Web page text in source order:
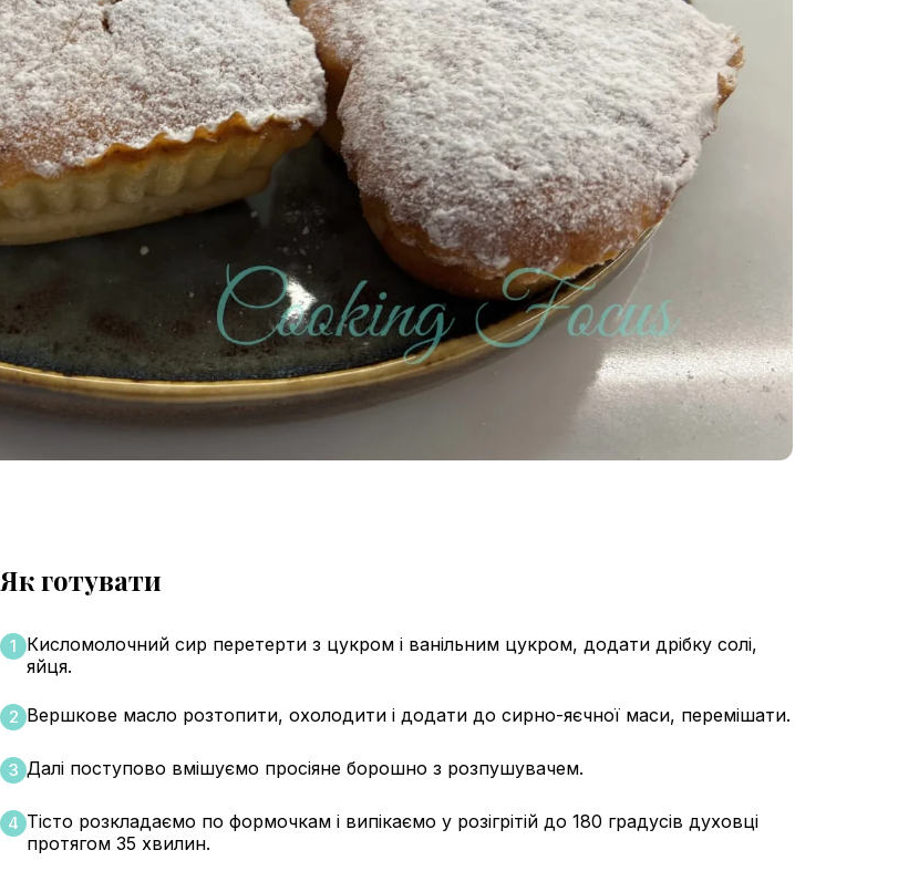
Як готувати
1 Кисломолочний сир перетерти з цукром і ванільним цукром, додати дрібку солі,
яйця.
2 Вершкове масло розтопити, охолодити і додати до сирно-яєчної маси, перемішати.
3 Далі поступово вмішуємо просіяне борошно з розпушувачем.
4 Тісто розкладаємо по формочкам і випікаємо у розігрітій до 180 градусів духовці
протягом 35 хвилин.